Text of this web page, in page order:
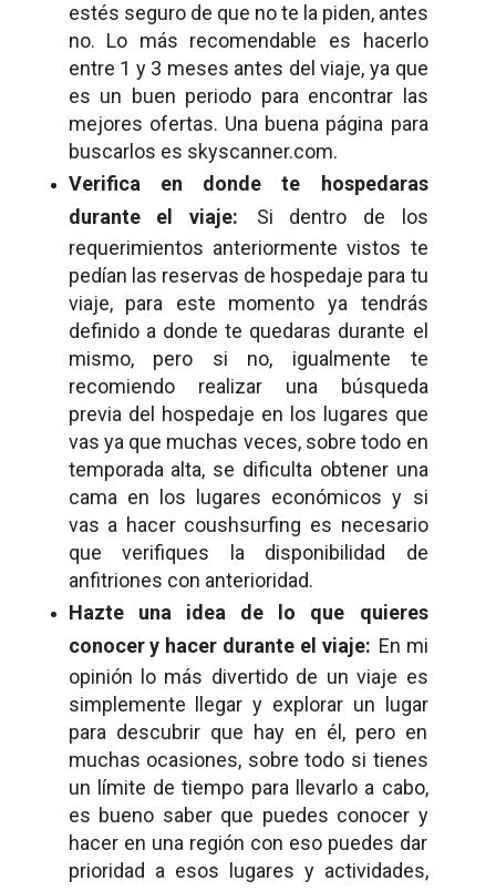
estés seguro de que no te la piden, antes
no. Lo más recomendable es hacerlo
entre 1 y 3 meses antes del viaje, ya que
es un buen periodo para encontrar las
mejores ofertas. Una buena página para
buscarlos es skyscanner.com.
Verifica en donde te hospedaras
durante el viaje:
Si dentro de los
requerimientos anteriormente vistos te
pedían las reservas de hospedaje para tu
viaje, para este momento ya tendrás
definido a donde te quedaras durante el
mismo, pero si no, igualmente te
recomiendo realizar una búsqueda
previa del hospedaje en los lugares que
vas ya que muchas veces, sobre todo en
temporada alta, se dificulta obtener una
cama en los lugares económicos y si
vas a hacer coushsurfing es necesario
que verifiques la disponibilidad de
anfitriones con anterioridad.
Hazte una idea de lo que quieres
conocer y hacer durante el viaje: En mi
opinión lo más divertido de un viaje es
simplemente llegar y explorar un lugar
para descubrir que hay en él, pero en
muchas ocasiones, sobre todo si tienes
un límite de tiempo para llevarlo a cabo,
es bueno saber que puedes conocer y
hacer en una región con eso puedes dar
prioridad a esos lugares y actividades,